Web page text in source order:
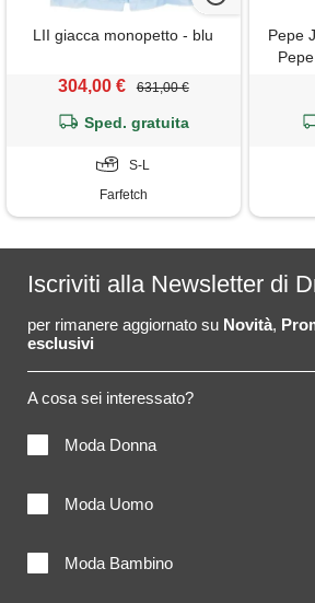
LII giacca monopetto - blu
304,00 € 631,00 €
Sped. gratuita
S-L
Farfetch
Pepe
Iscriviti alla Newsletter di
per rimanere aggiornato su Novità,
esclusivi
A cosa sei interessato?
Moda Donna
Moda Uomo
Moda Bambino